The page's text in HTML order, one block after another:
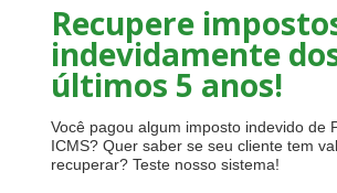
Recupere
indevidamente
últimos 5 anos!
Você pagou algum imposto indevido de
ICMS? Quer saber se seu cliente tem
recuperar? Teste nosso sistema!